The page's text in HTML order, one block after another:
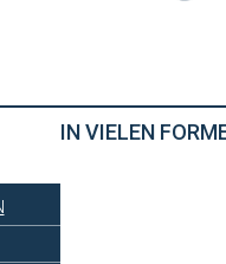
IN VIELEN